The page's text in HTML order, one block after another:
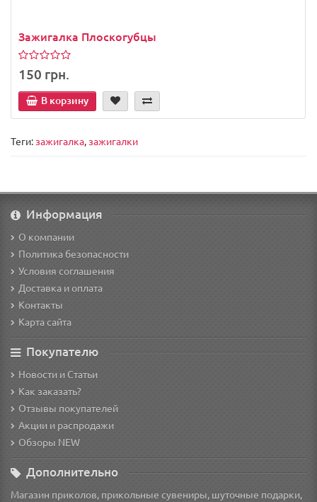
Зажигалка Плоскогубцы
150 грн.
В корзину
Теги: зажигалка, зажигалки
Информация
О компании
Политика безопасности
Условия соглашения
Доставка и оплата
Контакты
Карта сайта
Покупателю
Новости и Статьи
Как заказать?
Отзывы покупателей
Акции и распродажи
Обзоры NEW
Дополнительно
Магазин приколов, прикольные сувениры, шуточные подарки,